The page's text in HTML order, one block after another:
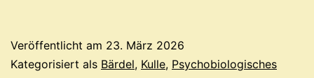
Mensch?
Veröffentlicht am 23. März 2026
Kategorisiert als Bärdel, Kulle, Psychobiologisches